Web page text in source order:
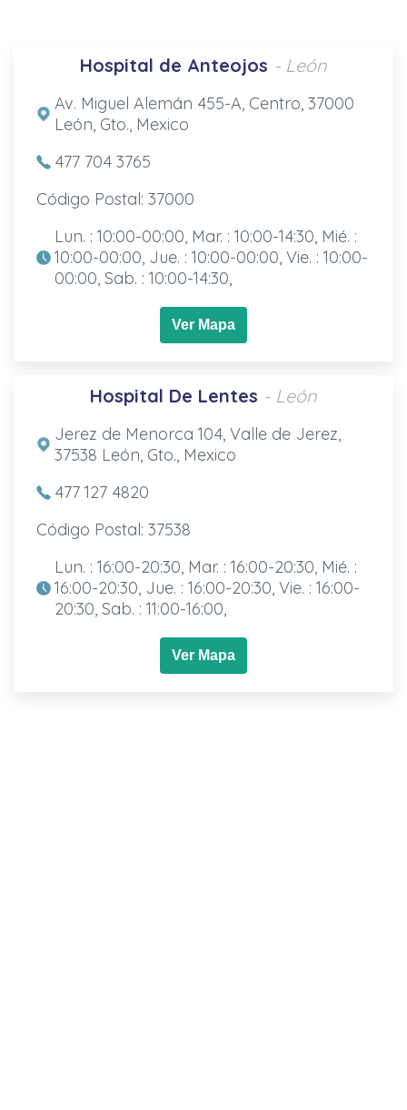
Hospital de Anteojos - León
Av. Miguel Alemán 455-A, Centro, 37000
León, Gto., Mexico
477 704 3765
Código Postal: 37000
Lun. : 10:00-00:00, Mar. : 10:00-14:30, Mié. :
10:00-00:00, Jue. : 10:00-00:00, Vie. : 10:00-
00:00, Sab. : 10:00-14:30,
Ver Mapa
Hospital De Lentes - León
Jerez de Menorca 104, Valle de Jerez,
37538 León, Gto., Mexico
477 127 4820
Código Postal: 37538
Lun. : 16:00-20:30, Mar. : 16:00-20:30, Mié. :
16:00-20:30, Jue. : 16:00-20:30, Vie. : 16:00-
20:30, Sab. : 11:00-16:00,
Ver Mapa